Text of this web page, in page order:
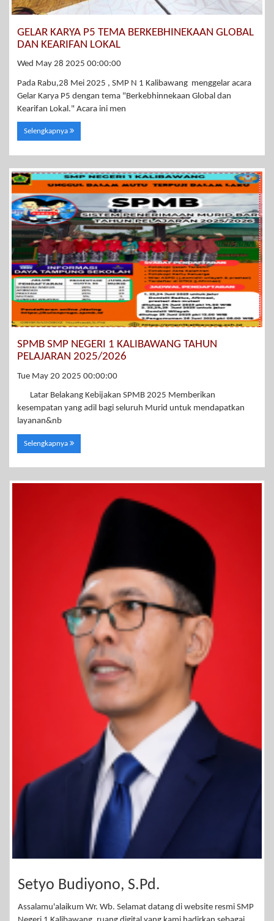
GELAR KARYA P5 TEMA BERKEBHINEKAAN GLOBAL
DAN KEARIFAN LOKAL
Wed May 28 2025 00:00:00
Pada Rabu,28 Mei 2025 , SMP N 1 Kalibawang menggelar acara
Gelar Karya P5 dengan tema "Berkebhinnekaan Global dan
Kearifan Lokal." Acara ini men
Selengkapnya
SPMB SMP NEGERI 1 KALIBAWANG TAHUN
PELAJARAN 2025/2026
Tue May 20 2025 00:00:00
Latar Belakang Kebijakan SPMB 2025 Memberikan
kesempatan yang adil bagi seluruh Murid untuk mendapatkan
layanan&nb
Selengkapnya
Setyo Budiyono, S.Pd.
Assalamu'alaikum Wr. Wb. Selamat datang di website resmi SMP